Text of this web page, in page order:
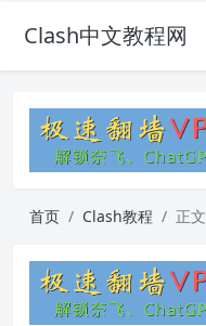
Clash中文教程网
首页 Clash教程 正文